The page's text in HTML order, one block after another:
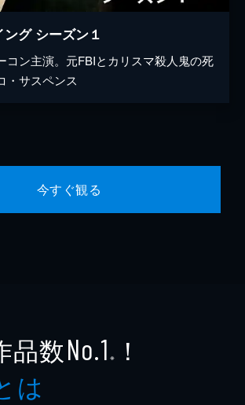
グ シーズン１
コン主演。元FBIとカリスマ殺人鬼の死
・サスペンス
今すぐ観る
品数No.1 ※ ！
は